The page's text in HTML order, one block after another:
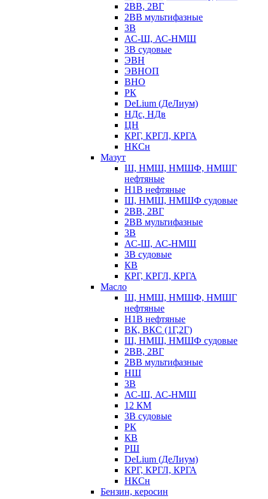
2ВВ, 2ВГ
2ВВ мультифазные
3В
АС-Ш, АС-НМШ
3В судовые
ЭВН
ЭВНОП
ВНО
РК
DeLium (ДеЛиум)
НДс, НДв
ЦН
КРГ, КРГЛ, КРГА
НКСн
Мазут
Ш, НМШ, НМШФ, НМШГ
нефтяные
Н1В нефтяные
Ш, НМШ, НМШФ судовые
2ВВ, 2ВГ
2ВВ мультифазные
3В
АС-Ш, АС-НМШ
3В судовые
КВ
КРГ, КРГЛ, КРГА
Масло
Ш, НМШ, НМШФ, НМШГ
нефтяные
Н1В нефтяные
ВК, ВКС (1Г,2Г)
Ш, НМШ, НМШФ судовые
2ВВ, 2ВГ
2ВВ мультифазные
НШ
3В
АС-Ш, АС-НМШ
12 КМ
3В судовые
РК
КВ
РШ
DeLium (ДеЛиум)
КРГ, КРГЛ, КРГА
НКСн
Бензин, керосин